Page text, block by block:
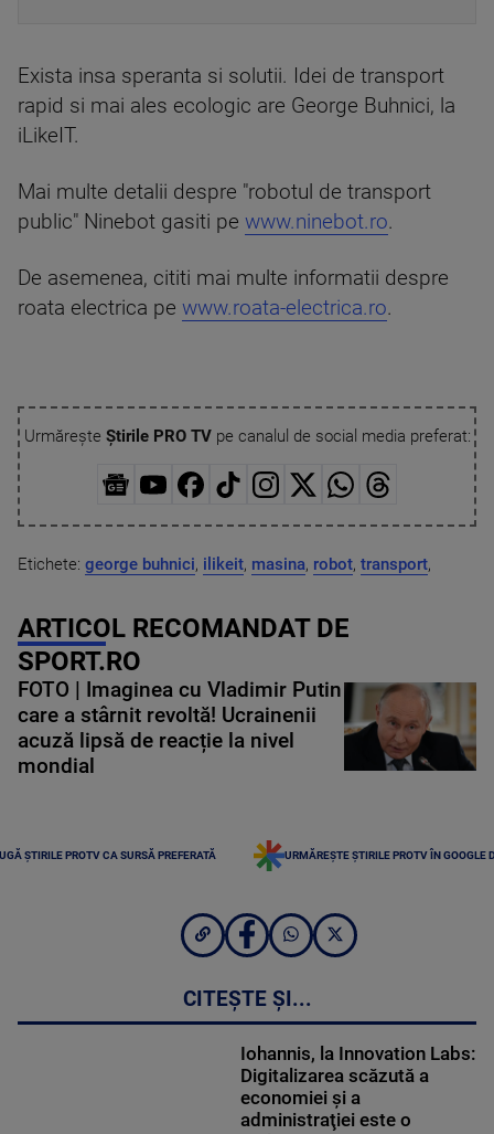
Exista insa speranta si solutii. Idei de transport
rapid si mai ales ecologic are George Buhnici, la
iLikeIT.
Mai multe detalii despre "robotul de transport
public" Ninebot gasiti pe www.ninebot.ro.
De asemenea, cititi mai multe informatii despre
roata electrica pe www.roata-electrica.ro.
Urmărește Știrile PRO TVpe canalul de social media preferat:
Etichete: george buhnici, ilikeit, masina, robot, transport,
ARTICOL RECOMANDAT DE
SPORT.RO
FOTO | Imaginea cu Vladimir Putin
care a stârnit revoltă! Ucrainenii
acuză lipsă de reacție la nivel
mondial
ȘTIRILE PROTV CA SURSĂ PREFERATĂ URMĂREȘTE ȘTIRILE PROTV ÎN GOOGLE
CITEȘTE ȘI...
Iohannis, la Innovation Labs:
Digitalizarea scăzută a
economiei şi a
administraţiei este o